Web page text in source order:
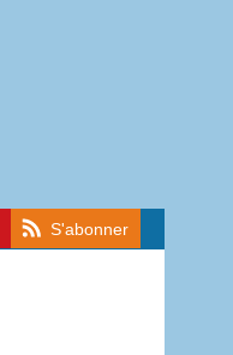
S'abonner